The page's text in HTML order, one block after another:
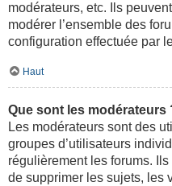
modérateurs, etc. Ils
modérer l’ensemble des
configuration effectuée par
Haut
Que sont les modérateurs
Les modérateurs sont des
groupes d’utilisateurs
régulièrement les forums.
de supprimer les sujets, les